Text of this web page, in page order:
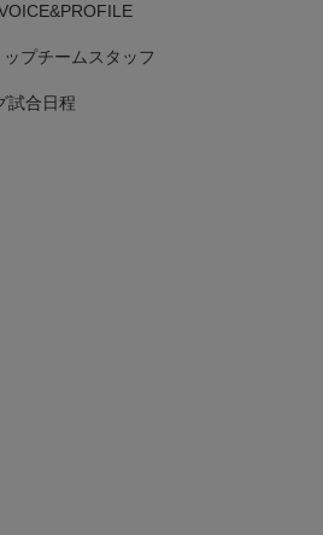
プチームスタッフ
試合日程